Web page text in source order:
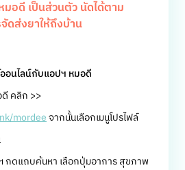
อดี เป็นส่วนตัว นัดได้ตาม
ดส่งยาให้ถึงบ้าน
นไลน์กับแอปฯ หมอดี
คลิก >>
mordeeจากนั้นเลือกเมนูโปรไฟล์
กดแถบค้นหา เลือกปุ่มอาการ สุขภาพ